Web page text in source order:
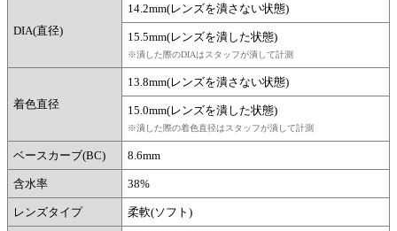
DIA(直径)
14.2mm(レンズを潰さない状態)
15.5mm(レンズを潰した状態)
※潰した際のDIAはスタッフが潰して計測
着色直径
13.8mm(レンズを潰さない状態)
15.0mm(レンズを潰した状態)
※潰した際の着色直径はスタッフが潰して計測
ベースカーブ(BC) 8.6mm
含水率 38%
レンズタイプ 柔軟(ソフト)